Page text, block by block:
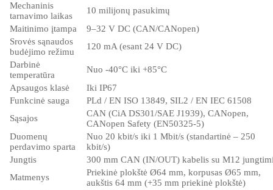
Mechaninis
tarnavimo laikas
10 milijonų pasukimų
Maitinimo įtampa
9–32 V DC (CAN/CANopen)
Srovės sąnaudos
budėjimo režimu
120 mA (esant 24 V DC)
Darbinė
temperatūra
Nuo -40°C iki +85°C
Apsaugos klasė
Iki IP67
Funkcinė sauga
PLd / EN ISO 13849, SIL2 / EN IEC 61508
Sąsajos
CAN (CiA DS301/SAE J1939), CANopen,
CANopen Safety (EN50325-5)
Duomenų
perdavimo sparta
Nuo 20 kbit/s iki 1 Mbit/s (standartinė – 250
kbit/s)
Jungtis
300 mm CAN (IN/OUT) kabelis su M12
Matmenys
Priekinė plokštė Ø64 mm, korpusas Ø65 mm,
aukštis 64 mm (+35 mm priekinė plokštė)